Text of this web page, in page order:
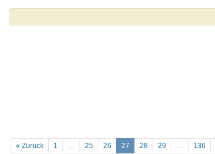
« Zurück 1 … 25 26 27 28 29 … 136